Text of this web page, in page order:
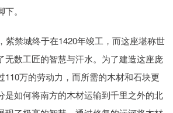
。
紫禁城终于在1420年竣工，而这座堪称世
无数工匠的智慧与汗水。为了建造这座庞
110万的劳动力，而所需的木材和石块更
是如何将南方的木材运输到千里之外的北